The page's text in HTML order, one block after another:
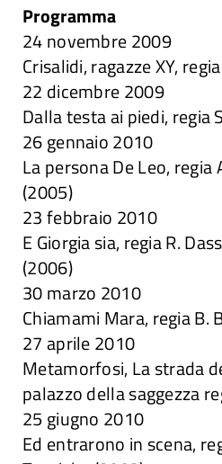
Convegni e articoli
Programma
24 novembre 2009
Crisalidi, ragazze XY,
22 dicembre 2009
Dalla testa ai piedi, regia
26 gennaio 2010
La persona De Leo, regia
(2005)
23 febbraio 2010
E Giorgia sia, regia R.
(2006)
30 marzo 2010
Chiamami Mara, regia B.
27 aprile 2010
Metamorfosi, La strada
palazzo della saggezza
25 giugno 2010
Ed entrarono in scena,